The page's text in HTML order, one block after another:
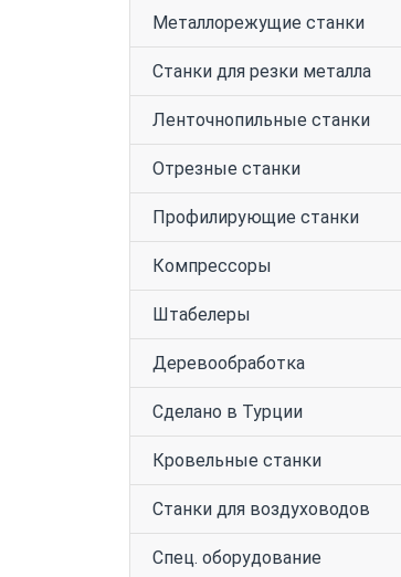
Металлорежущие станки
Станки для резки металла
Ленточнопильные станки
Отрезные станки
Профилирующие станки
Компрессоры
Штабелеры
Деревообработка
Сделано в Турции
Кровельные станки
Станки для воздуховодов
Спец. оборудование